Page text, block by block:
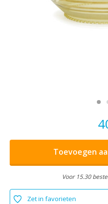
Toevoegen
Voor 15.30
Zet in favorieten